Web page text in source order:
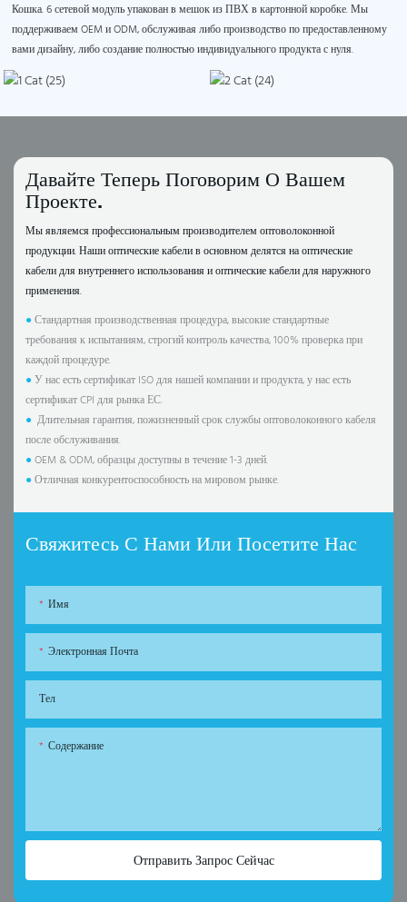
Кошка. 6 сетевой модуль упакован в мешок из ПВХ в картонной коробке. Мы
поддерживаем OEM и ODM, обслуживая либо производство по предоставленному
вами дизайну, либо создание полностью индивидуального продукта с нуля.
Давайте Теперь Поговорим О Вашем
Проекте.
Мы являемся профессиональным производителем оптоволоконной
продукции. Наши оптические кабели в основном делятся на оптические
кабели для внутреннего использования и оптические кабели для наружного
применения.
●Стандартная производственная процедура, высокие стандартные
требования к испытаниям, строгий контроль качества, 100% проверка при
каждой процедуре.
●У нас есть сертификат ISO для нашей компании и продукта, у нас есть
сертификат CPI для рынка ЕС.
● Длительная гарантия, пожизненный срок службы оптоволоконного кабеля
после обслуживания.
●OEM & ODM, образцы доступны в течение 1-3 дней.
●Отличная конкурентоспособность на мировом рынке.
Свяжитесь С Нами Или Посетите Нас
Имя
Электронная Почта
Тел
Содержание
Отправить Запрос Сейчас